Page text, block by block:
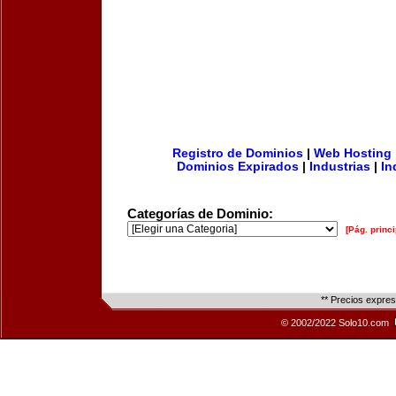
Registro de Dominios| Web Hosting
Dominios Expirados
Industrias
Categorías de Dominio:
[Pág.
** Precios
© 2002/2022 Solo10.com